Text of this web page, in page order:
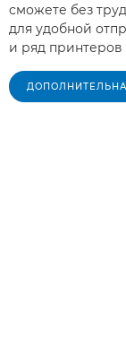
сможете без
для удобной
и ряд принтеров